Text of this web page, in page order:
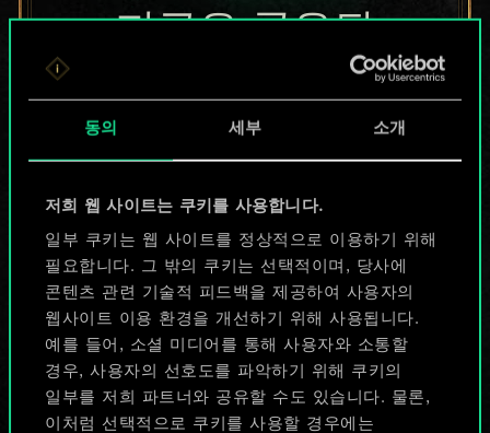
동의 세부 소개
저희 웹 사이트는 쿠키를 사용합니다.
일부 쿠키는 웹 사이트를 정상적으로 이용하기 위해
필요합니다. 그 밖의 쿠키는 선택적이며, 당사에
콘텐츠 관련 기술적 피드백을 제공하여 사용자의
웹사이트 이용 환경을 개선하기 위해 사용됩니다.
예를 들어, 소셜 미디어를 통해 사용자와 소통할
경우, 사용자의 선호도를 파악하기 위해 쿠키의
일부를 저희 파트너와 공유할 수도 있습니다. 물론,
이처럼 선택적으로 쿠키를 사용할 경우에는
지금은 공유된
카드들에 지나지
않지만
무궁무진한
가능성을 가지고
있습니다!
덱 이름 짓기 & 가이드 작성하기
덱 편집